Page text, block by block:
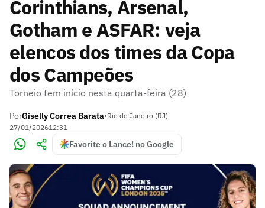
Corinthians, Arsenal,
Gotham e ASFAR: veja
elencos dos times da Copa
dos Campeões
Torneio tem início nesta quarta-feira (28)
PorGiselly Correa Barata•Rio de Janeiro (RJ)
27/01/202612:31
Favorite o Lance! no Google